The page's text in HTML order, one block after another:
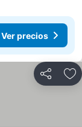
Ver precios
Compartir